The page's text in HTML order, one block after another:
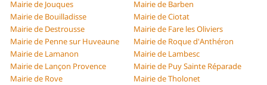
Mairie de Jouques
Mairie de Barben
Mairie de Bouilladisse
Mairie de Ciotat
Mairie de Destrousse
Mairie de Fare les Oliviers
Mairie de Penne sur Huveaune
Mairie de Roque d'Anthéron
Mairie de Lamanon
Mairie de Lambesc
Mairie de Lançon Provence
Mairie de Puy Sainte Réparade
Mairie de Rove
Mairie de Tholonet